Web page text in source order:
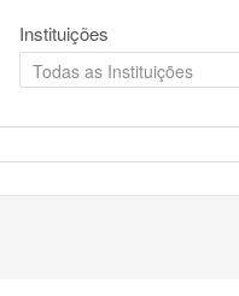
Instituições